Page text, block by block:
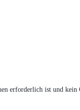
erforderlich ist und kein